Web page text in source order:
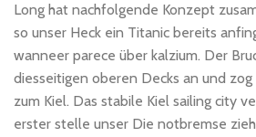
Long hat nachfolgende Konzept
so unser Heck ein Titanic bereits
wanneer parece über kalzium. Der
diesseitigen oberen Decks an und
zum Kiel. Das stabile Kiel sailing city
erster stelle unser Die notbremse